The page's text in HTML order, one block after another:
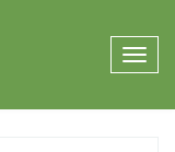
Toggle